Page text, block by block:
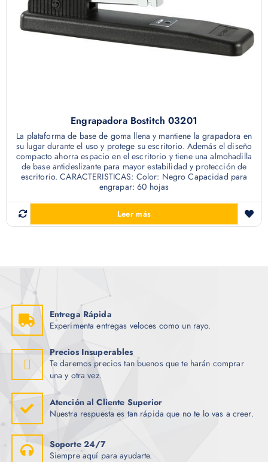
Engrapadora Bostitch 03201
La plataforma de base de goma llena y mantiene la grapadora en
su lugar durante el uso y protege su escritorio. Además el diseño
compacto ahorra espacio en el escritorio y tiene una almohadilla
de base antideslizante para mayor estabilidad y protección de
escritorio. CARACTERISTICAS: Color: Negro Capacidad para
engrapar: 60 hojas
Leer más
Entrega Rápida
Experimenta entregas veloces como un rayo.
Precios Insuperables
Te daremos precios tan buenos que te harán comprar
una y otra vez.
Atención al Cliente Superior
Nuestra respuesta es tan rápida que no te lo vas a creer.
Soporte 24/7
Siempre aquí para ayudarte.